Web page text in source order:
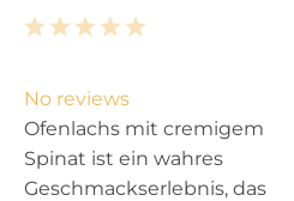
5
a
s
4
t
a
r
s
3
t
a
r
s
2
t
a
r
s
1
t
a
r
No reviews
Ofenlachs mit cremigem
Spinat ist ein wahres
Geschmackserlebnis, das